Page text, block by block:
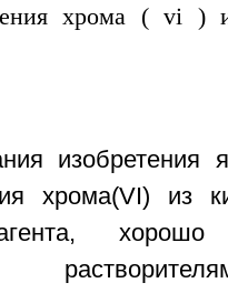
изобретения
хрома(VI) из